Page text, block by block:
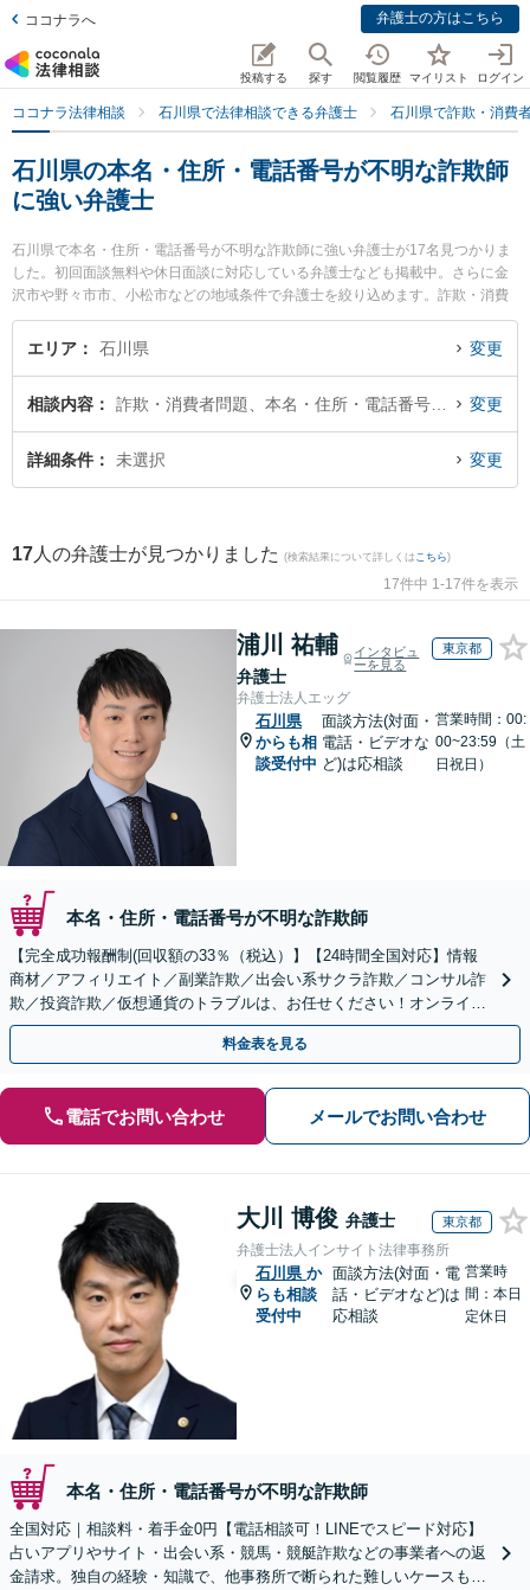
ココナラへ 弁護士の方はこちら
投稿する 探す 閲覧履歴 マイリスト ログイン
ココナラ法律相談 石川県で法律相談できる弁護士 石川県で詐欺・消費
石川県の本名・住所・電話番号が不明な詐欺師
に強い弁護士
石川県で本名・住所・電話番号が不明な詐欺師に強い弁護士が17名見つかりま
した。初回面談無料や休日面談に対応している弁護士なども掲載中。さらに金
沢市や野々市市、小松市などの地域条件で弁護士を絞り込めます。詐欺・消費
者問題に関係する投資詐欺や副業詐欺、FX詐欺等の細かな分野での絞り込み検
索もでき便利です。特に中村・村井法律事務所の村井 充弁護士や太田法律事務
発生した本名・住所・電話番号が不明な詐欺師のトラブルを今すぐに弁護士に
相談したい』『本名・住所・電話番号が不明な詐欺師のトラブル解決の実績豊
富な近くの弁護士を検索したい』『初回相談無料で本名・住所・電話番号が不
エリア 石川県 変更
相談内容 変更
詳細条件 未選択 変更
17 人の弁護士が見つかりました (検索結果について詳しくは こちら)
17件中 1-17件を表示
浦川 祐輔
弁護士
インタビュ
ーを見る
東京都
弁護士法人エッグ
石川県
からも相
談受付中
面談方法(対面・
電話・ビデオな
ど)は応相談
営業時間：00:
00~23:59（土
日祝日）
本名・住所・電話番号が不明な詐欺師
【完全成功報酬制(回収額の33％（税込）】【24時間全国対応】情報
商材／アフィリエイト／副業詐欺／出会い系サクラ詐欺／コンサル詐
欺／投資詐欺／仮想通貨のトラブルは、お任せください！オンライン
のみで解決も可能！
料金表を見る
電話でお問い合わせ メールでお問い合わせ
大川 博俊 弁護士 東京都
弁護士法人インサイト法律事務所
石川県 か
らも相談
受付中
面談方法(対面・電
話・ビデオなど)は
応相談
営業時
間：本日
定休日
本名・住所・電話番号が不明な詐欺師
全国対応｜相談料・着手金0円【電話相談可！LINEでスピード対応】
占いアプリやサイト・出会い系・競馬・競艇詐欺などの事業者への返
金請求。独自の経験・知識で、他事務所で断られた難しいケースも解